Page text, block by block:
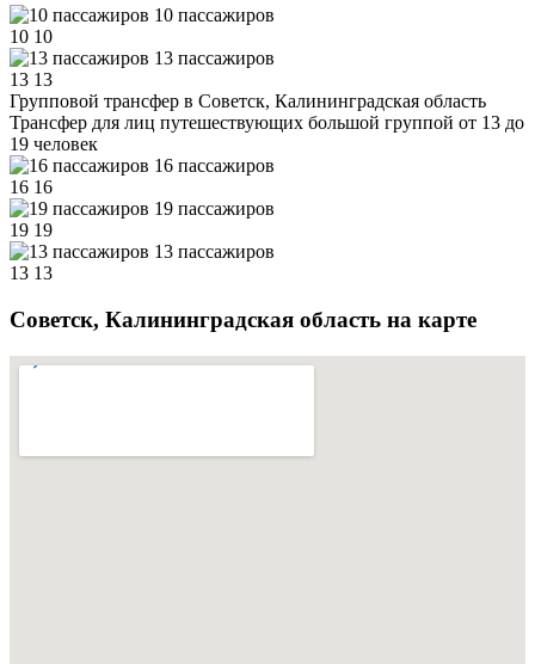
10 пассажиров
10 10
13 пассажиров
13 13
Групповой трансфер в Советск, Калининградская область
Трансфер для лиц путешествующих большой группой от 13 до
19 человек
16 пассажиров
16 16
19 пассажиров
19 19
13 пассажиров
13 13
Советск, Калининградская область на карте